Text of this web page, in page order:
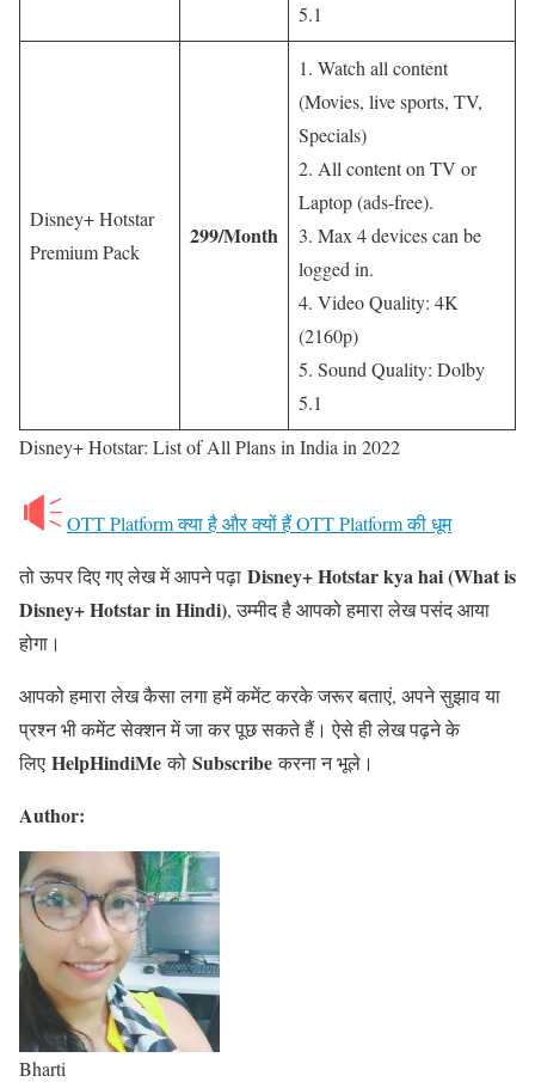
5.1
Disney+ Hotstar
Premium Pack
299/Month
1. Watch all content
(Movies, live sports, TV,
Specials)
2. All content on TV or
Laptop (ads-free).
3. Max 4 devices can be
logged in.
4. Video Quality: 4K
(2160p)
5. Sound Quality: Dolby
5.1
Disney+ Hotstar: List of All Plans in India in 2022
OTT Platform क्या है और क्यों हैं OTT Platform की धूम
तो ऊपर दिए गए लेख में आपने पढ़ा Disney+ Hotstar kya hai (What is
Disney+ Hotstar in Hindi), उम्मीद है आपको हमारा लेख पसंद आया
होगा।
आपको हमारा लेख कैसा लगा हमें कमेंट करके जरूर बताएं, अपने सुझाव या
प्रश्न भी कमेंट सेक्शन में जा कर पूछ सकते हैं। ऐसे ही लेख पढ़ने के
लिए HelpHindiMeको Subscribeकरना न भूले।
Author:
Bharti